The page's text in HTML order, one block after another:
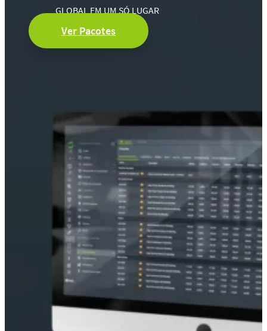
GLOBAL EM UM SÓ LUGAR
Ver Pacotes